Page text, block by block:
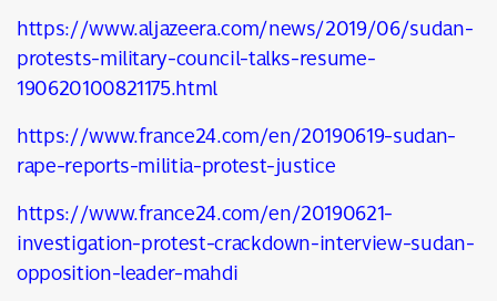
https://www.aljazeera.com/news/2019/06/sudan-
protests-military-council-talks-resume-
190620100821175.html
https://www.france24.com/en/20190619-sudan-
rape-reports-militia-protest-justice
https://www.france24.com/en/20190621-
investigation-protest-crackdown-interview-sudan-
opposition-leader-mahdi